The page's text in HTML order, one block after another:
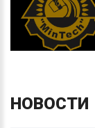
НОВОСТИ